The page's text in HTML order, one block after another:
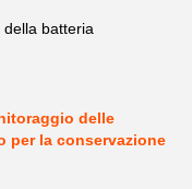
batteria
delle
per la conservazione